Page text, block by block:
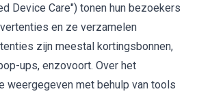
Device Care") tonen hun bezoekers
en ze verzamelen
zijn meestal kortingsbonnen,
ups, enzovoort. Over het
weergegeven met behulp van tools